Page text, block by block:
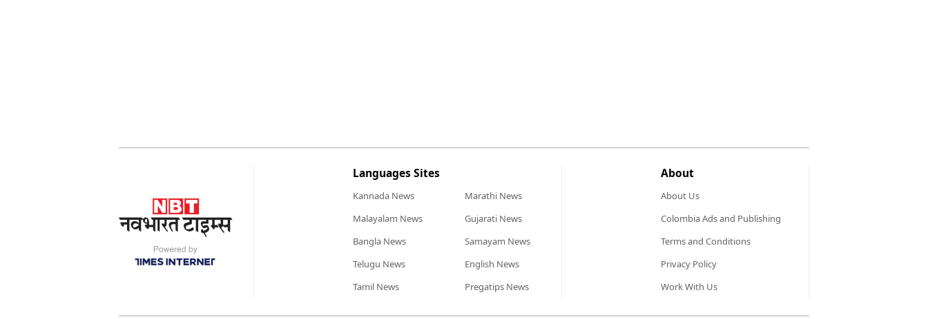
Languages Sites
KannadaNews
Malayalam News
BanglaNews
Telugu News
TamilNews
MarathiNews
GujaratiNews
Samayam News
English News
PregatipsNews
About
About Us
Colombia Ads and Publishing
Terms and Conditions
Privacy Policy
Work With Us